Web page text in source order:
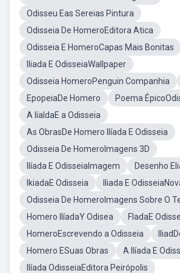
Odisseu Eas Sereias Pintura
Odisseia De HomeroEditora Atica
Odisseia E HomeroCapas Mais Bonitas
Iliada E OdisseiaWallpaper
Odisseia HomeroPenguin Companhia
EpopeiaDe Homero
Poema
A IíaldaE a Odisseia
As ObrasDe Homero Ilíada E Odisseia
Odisseia De HomeroImagens 3D
Ilíada E OdisseiaImagem
Desenho
IkiadaE Odisseia
Iliada E
Odisseia De HomeroImagens Sobre O
Homero IlíadaY Odisea
FladaE
HomeroEscrevendo a Odisseia
Homero ESuas Obras
A Ilíada E
Ilíada OdisseiaEditora Peirópolis